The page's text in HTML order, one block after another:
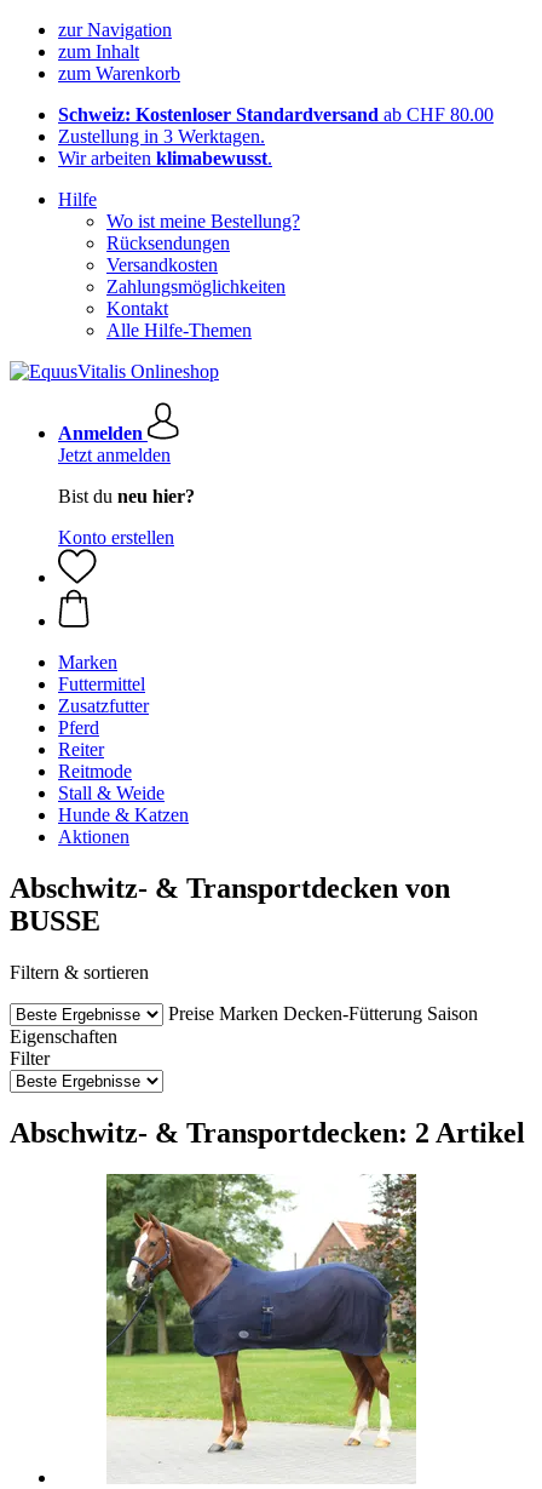
zur Navigation
zum Inhalt
zum Warenkorb
Schweiz: Kostenloser Standardversand ab CHF 80.00
Zustellung in 3 Werktagen.
Wir arbeiten klimabewusst.
Hilfe
Wo ist meine Bestellung?
Rücksendungen
Versandkosten
Zahlungsmöglichkeiten
Kontakt
Alle Hilfe-Themen
Anmelden
Jetzt anmelden
Bist du neu hier?
Konto erstellen
Marken
Futtermittel
Zusatzfutter
Pferd
Reiter
Reitmode
Stall & Weide
Hunde & Katzen
Aktionen
Abschwitz- & Transportdecken von
BUSSE
Filtern & sortieren
Preise Marken Decken-Fütterung Saison
Eigenschaften
Filter
Abschwitz- & Transportdecken: 2 Artikel